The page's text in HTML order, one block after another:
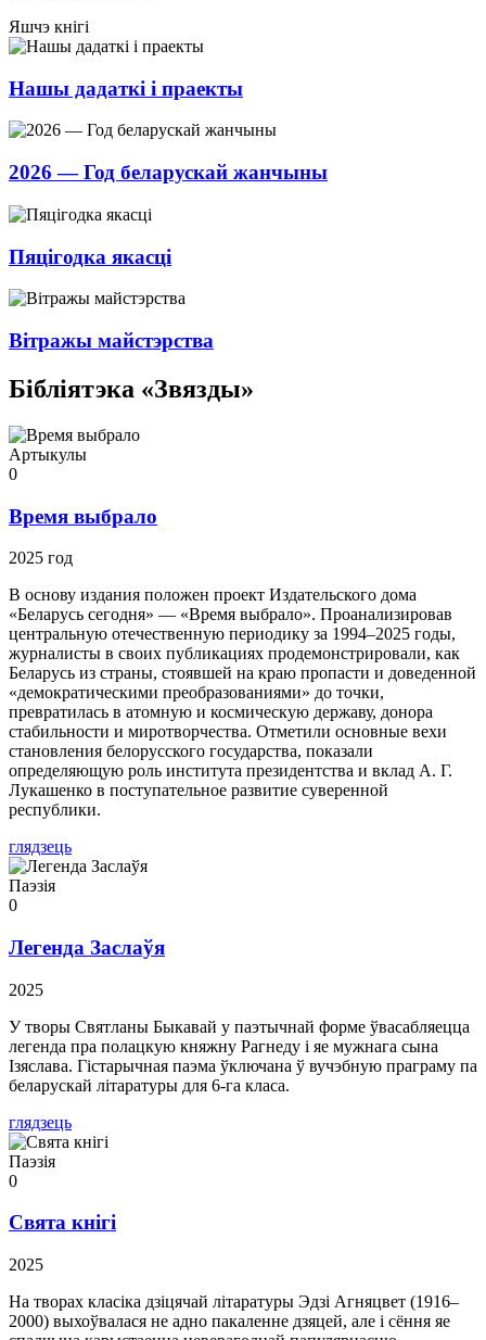
Яшчэ кнігі
Нашы дадаткі і праекты
2026 — Год беларускай жанчыны
Пяцігодка якасці
Вітражы майстэрства
Бібліятэка «Звязды»
Артыкулы
0
Время выбрало
2025 год
В основу издания положен проект Издательского дома
«Беларусь сегодня» — «Время выбрало». Проанализировав
центральную отечественную периодику за 1994–2025 годы,
журналисты в своих публикациях продемонстрировали, как
Беларусь из страны, стоявшей на краю пропасти и доведенной
«демократическими преобразованиями» до точки,
превратилась в атомную и космическую державу, донора
стабильности и миротворчества. Отметили основные вехи
становления белорусского государства, показали
определяющую роль института президентства и вклад А. Г.
Лукашенко в поступательное развитие суверенной
республики.
глядзець
Паэзія
0
Легенда Заслаўя
2025
У творы Святланы Быкавай у паэтычнай форме ўвасабляецца
легенда пра полацкую княжну Рагнеду і яе мужнага сына
Ізяслава. Гістарычная паэма ўключана ў вучэбную праграму па
беларускай літаратуры для 6-га класа.
глядзець
Паэзія
0
Свята кнігі
2025
На творах класіка дзіцячай літаратуры Эдзі Агняцвет (1916–
2000) выхоўвалася не адно пакаленне дзяцей, але і сёння яе